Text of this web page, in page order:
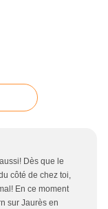
Dès que le
côté de chez toi,
En ce moment
sur Jaurès en